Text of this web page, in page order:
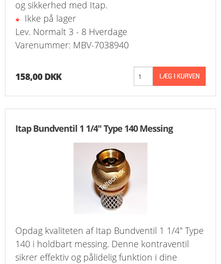
og sikkerhed med Itap.
Ikke på lager
Lev. Normalt 3 - 8 Hverdage
Varenummer: MBV-7038940
158,00 DKK
Itap Bundventil 1 1/4" Type 140 Messing
Opdag kvaliteten af Itap Bundventil 1 1/4" Type
140 i holdbart messing. Denne kontraventil
sikrer effektiv og pålidelig funktion i dine